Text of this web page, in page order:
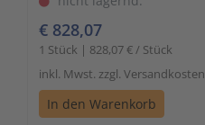
€ 828,07
1 Stück | 828,07 € / Stück
inkl. Mwst. zzgl. Versandkosten
In den Warenkorb